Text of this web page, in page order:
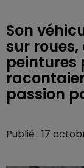
Son
sur
peintures
passion
Publié : 17